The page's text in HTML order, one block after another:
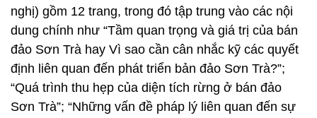
nghị) gồm 12 trang, trong đó tập trung vào các nội
dung chính như “Tầm quan trọng và giá trị của bán
đảo Sơn Trà hay Vì sao cần cân nhắc kỹ các quyết
định liên quan đến phát triển bản đảo Sơn Trà?”;
“Quá trình thu hẹp của diện tích rừng ở bán đảo
Sơn Trà”; “Những vấn đề pháp lý liên quan đến sự